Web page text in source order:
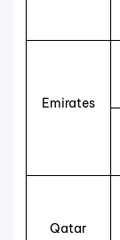
Emirates
Qatar